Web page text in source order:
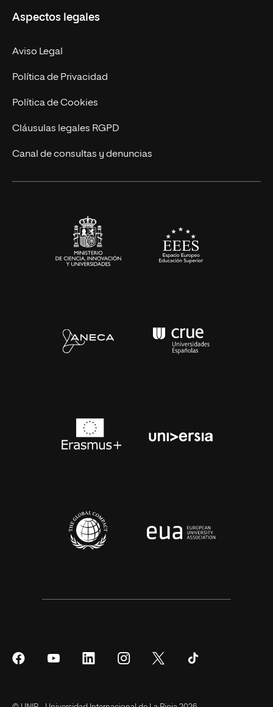
Empresa
MBA
Marketing y Comunicación
Ingeniería
Diseño
Ciencias de la Salud
Nuestro Equipo
Contacto
Aspectos legales
Aviso Legal
Política de Privacidad
Política de Cookies
Cláusulas legales RGPD
Canal de consultas y denuncias
SíguenosSíguenos
SíguenosSíguenos Síguenos